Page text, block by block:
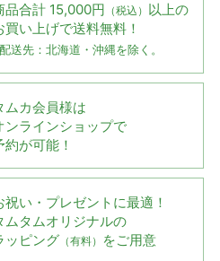
品合計 15,000円 （税込） 以上の
買い上げで送料無料！
送先：北海道・沖縄を除く。
ムカ会員様は
ンラインショップで
約が可能！
祝い・プレゼントに最適！
ムタムオリジナルの
ッピング （有料） をご用意